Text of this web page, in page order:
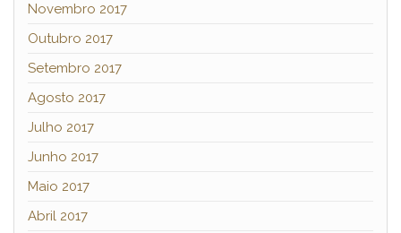
Novembro 2017
Outubro 2017
Setembro 2017
Agosto 2017
Julho 2017
Junho 2017
Maio 2017
Abril 2017